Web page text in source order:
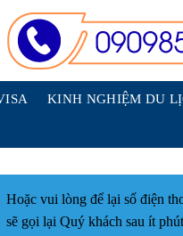
KINH NGHIỆM DU
Hoặc vui lòng để lại số điện
sẽ gọi lại Quý khách sau ít